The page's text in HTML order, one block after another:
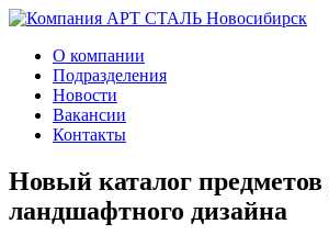
О компании
Подразделения
Новости
Вакансии
Контакты
Новый каталог предметов
ландшафтного дизайна